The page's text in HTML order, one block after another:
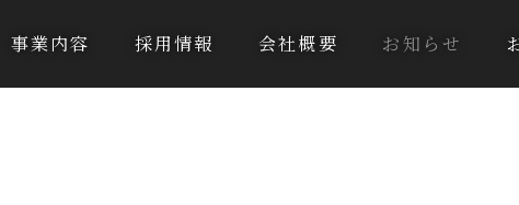
事業内容 採用情報 会社概要 お知らせ